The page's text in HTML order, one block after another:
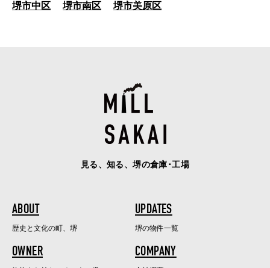
堺市中区 堺市南区 堺市美原区
見る、知る、堺の倉庫･工場
ABOUT
歴史と文化の町、堺
UPDATES
堺の物件一覧
OWNER COMPANY